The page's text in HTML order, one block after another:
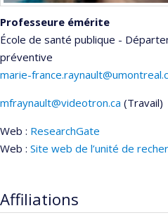
Professeure émérite
École de santé publique -
préventive
marie-
mfraynault@videotron.ca (Travail)
Web : ResearchGate
Web : Site web de l’unité de
Affiliations